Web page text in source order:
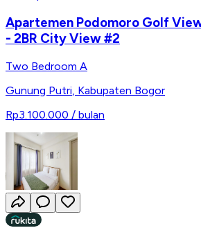
Apartemen Podomoro Golf
- 2BR City View #2
Two Bedroom A
Gunung Putri Kabupaten Bogor
Rp3.100.000 / bulan